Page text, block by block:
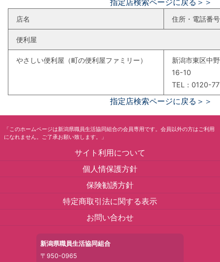
指定店検索ページに戻る＞＞
店名 住所・電話番号
便利屋
やさしい便利屋（町の便利屋ファミリー）
新潟市東区中
16-10
TEL：0120-
指定店検索ページに戻る＞＞
「このホームページは新潟県職員生活協同組合の会員専用です。会員以外の方はご利用
になれません。ご了承お願い致します。」
サイト利用について
個人情保護方針
保険勧誘方針
特定商取引法に関する表示
お問い合わせ
新潟県職員生活協同組合
〒950-0965